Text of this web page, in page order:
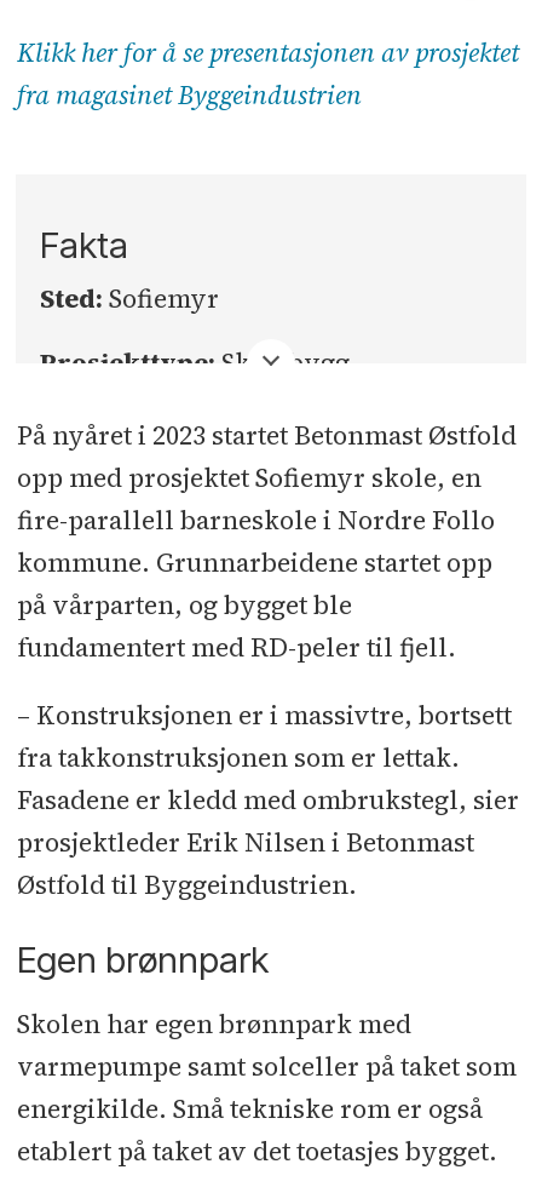
Klikk her for å se presentasjonen av prosjektet
fra magasinet Byggeindustrien
Fakta
Sted:Sofiemyr
Prosjekttype: Skolebygg
Byggherre:Nordre Follo kommune
Totalentreprise:Betonmast Østfold
AS i samspill
Kontraktsum:391 millioner kroner
ekskl. mva.
BTA: Cirka 8.300 kvadratmeter
Arkitekt, landskapsarkitekt,
interiørarkitekt:Asplan Viak
TE: Betonmast Østfold
SHA-koordinator:
Rådgivere:Skolefaglig rådgiver:
Norconsult l SØK, RIM, RIBfy, RI Vei,
Miljørådgiver og Breeam AP: Asplan
Viak l RIAku: Brekke & Strand l
På nyåret i 2023 startet Betonmast Østfold
opp med prosjektet Sofiemyr skole, en
fire-parallell barneskole i Nordre Follo
kommune. Grunnarbeidene startet opp
på vårparten, og bygget ble
fundamentert med RD-peler til fjell.
– Konstruksjonen er i massivtre, bortsett
fra takkonstruksjonen som er lettak.
Fasadene er kledd med ombrukstegl, sier
prosjektleder Erik Nilsen i Betonmast
Østfold til Byggeindustrien.
Egen brønnpark
Skolen har egen brønnpark med
varmepumpe samt solceller på taket som
energikilde. Små tekniske rom er også
etablert på taket av det toetasjes bygget.